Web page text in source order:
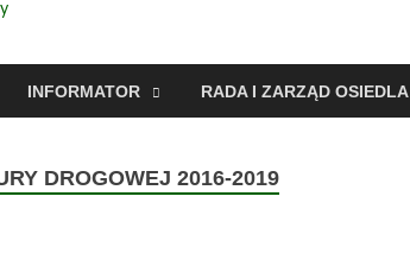
INFORMATOR RADA I ZARZĄD OSIEDLA
DROGOWEJ 2016-2019